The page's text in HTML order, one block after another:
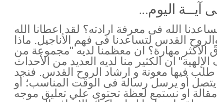
آيــة اليوم...
الله فى معرفة ارادته؟ لقد اعطانا الله
والروح القدس لتساعدنا فى فهم الأناجيل. ماذا
الأكثر مهارة؟ ان معظمنا لديه "مجموعة من
ان الكثير منا لديه العديد من الأحداث
طلب فيها معونة و ارشاد الروح القدس. فنجد
أو يرسل رسالة فى الوقت المناسب؛ أو
مقالة او نستمع لعظة تحتوى علي تعليق موجه